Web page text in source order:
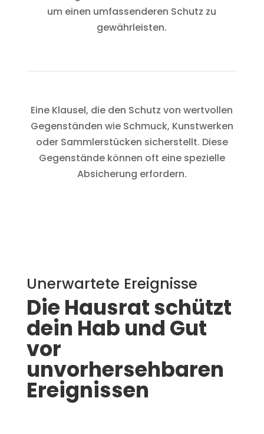
um einen umfassenderen Schutz zu
gewährleisten.
Eine Klausel, die den Schutz von wertvollen
Gegenständen wie Schmuck, Kunstwerken
oder Sammlerstücken sicherstellt. Diese
Gegenstände können oft eine spezielle
Absicherung erfordern.
Unerwartete Ereignisse
Die Hausrat schützt
dein Hab und Gut
vor
unvorhersehbaren
Ereignissen